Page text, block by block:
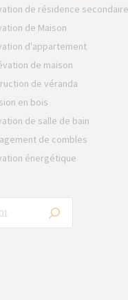
de résidence secondaire
de Maison
d'appartement
de maison
de véranda
en bois
de salle de bain
de combles
énergétique